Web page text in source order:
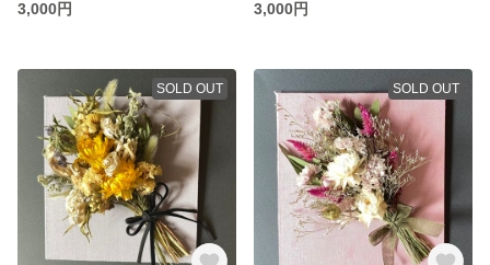
3,000円 3,000円
SOLD OUT SOLD OUT